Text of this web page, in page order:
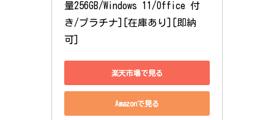
量256GB/Windows 11/Office 付
き/プラチナ][在庫あり][即納
可]
楽天市場で見る
Amazonで見る